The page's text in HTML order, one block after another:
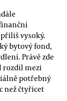
vysoký.
bytový fond,
Právě zde
rozdíl mezi
potřebný
než čtyřicet